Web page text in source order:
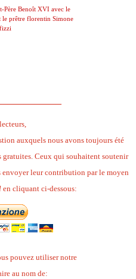
Père Benoît XVI avec le
le prêtre florentin Simone
auxquels nous avons toujours été
Ceux qui souhaitent soutenir
leur contribution par le moyen
en cliquant ci-dessous:
pouvez utiliser notre
au nom de: